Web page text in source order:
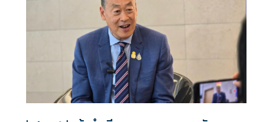
Thailand Zero Dropout ให้เป็นวาระแห่งชาติ คืนโอกาสและ
อนาคตให้เด็กและเยาวชนนอกระบบการศึกษาไทย